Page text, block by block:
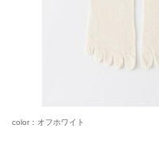
color：オフホワイト